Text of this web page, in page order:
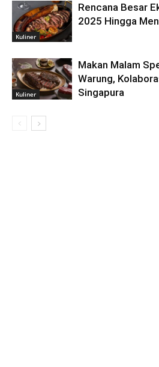
Kuliner
Rencana Besar
2025 Hingga
Kuliner
Makan Malam
Warung,
Singapura